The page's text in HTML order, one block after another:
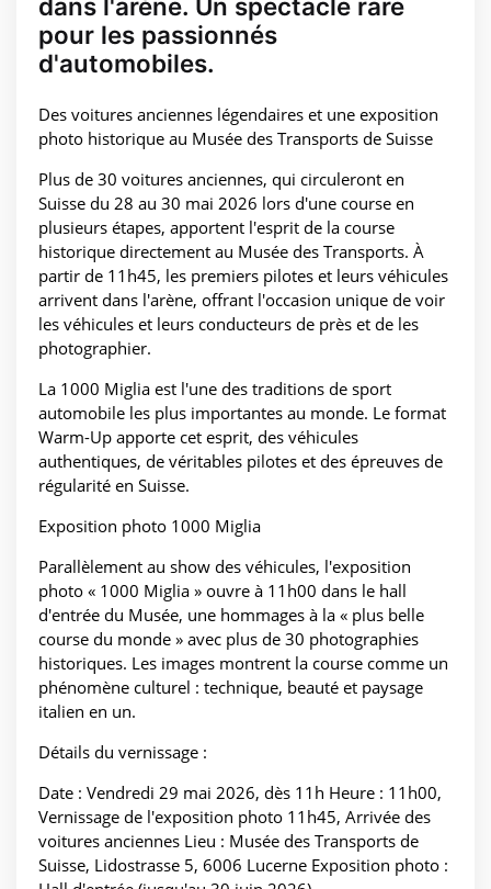
dans l'arène. Un spectacle rare
pour les passionnés
d'automobiles.
Des voitures anciennes légendaires et une exposition
photo historique au Musée des Transports de Suisse
Plus de 30 voitures anciennes, qui circuleront en
Suisse du 28 au 30 mai 2026 lors d'une course en
plusieurs étapes, apportent l'esprit de la course
historique directement au Musée des Transports. À
partir de 11h45, les premiers pilotes et leurs véhicules
arrivent dans l'arène, offrant l'occasion unique de voir
les véhicules et leurs conducteurs de près et de les
photographier.
La 1000 Miglia est l'une des traditions de sport
automobile les plus importantes au monde. Le format
Warm-Up apporte cet esprit, des véhicules
authentiques, de véritables pilotes et des épreuves de
régularité en Suisse.
Exposition photo 1000 Miglia
Parallèlement au show des véhicules, l'exposition
photo « 1000 Miglia » ouvre à 11h00 dans le hall
d'entrée du Musée, une hommages à la « plus belle
course du monde » avec plus de 30 photographies
historiques. Les images montrent la course comme un
phénomène culturel : technique, beauté et paysage
italien en un.
Détails du vernissage :
Date : Vendredi 29 mai 2026, dès 11h Heure : 11h00,
Vernissage de l'exposition photo 11h45, Arrivée des
voitures anciennes Lieu : Musée des Transports de
Suisse, Lidostrasse 5, 6006 Lucerne Exposition photo :